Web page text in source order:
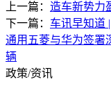
上一篇： 造车新势力
下一篇： 车讯早知道
通用五菱与华为签署
辆
政策/资讯